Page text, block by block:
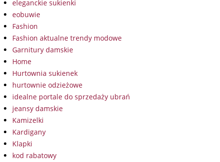
eleganckie sukienki
eobuwie
Fashion
Fashion aktualne trendy modowe
Garnitury damskie
Home
Hurtownia sukienek
hurtownie odzieżowe
idealne portale do sprzedaży ubrań
jeansy damskie
Kamizelki
Kardigany
Klapki
kod rabatowy